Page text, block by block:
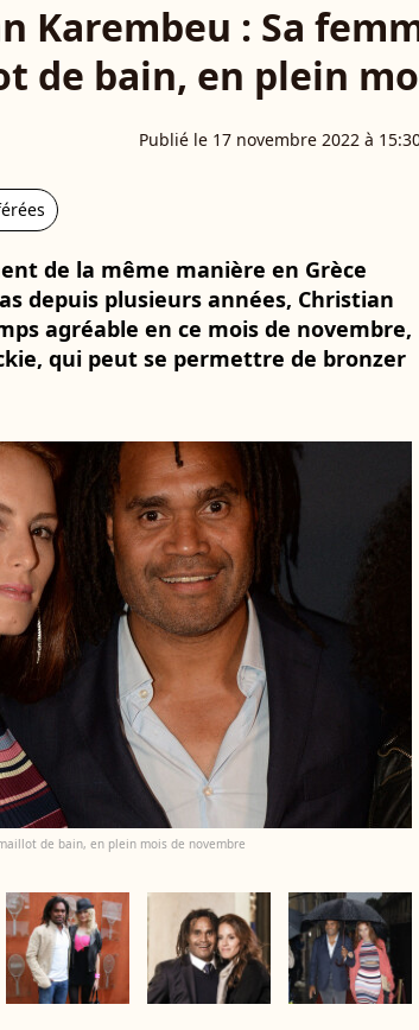
Karembeu : Sa
de bain, en plein
Publié le 17 novembre 2022 à
de la même manière en Grèce
depuis plusieurs années, Christian
agréable en ce mois de novembre,
qui peut se permettre de bronzer
de bain, en plein mois de novembre